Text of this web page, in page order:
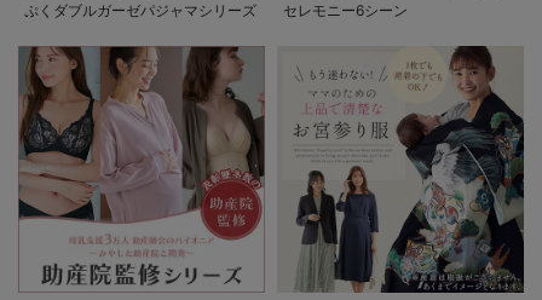
ぷくダブルガーゼパジャマシリーズ
セレモニー6シーン